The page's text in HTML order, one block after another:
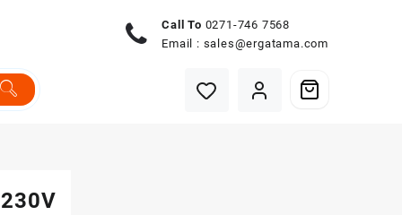
Call To 0271-746 7568
Email : sales@ergatama.com